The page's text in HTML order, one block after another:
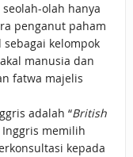
olah hanya
penganut paham
kelompok
manusia dan
fatwa majelis
adalah “British
Inggris memilih
kepada